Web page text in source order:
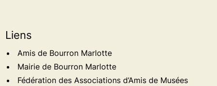
Liens
Amis de Bourron Marlotte
Mairie de Bourron Marlotte
Fédération des Associations d’Amis de Musées